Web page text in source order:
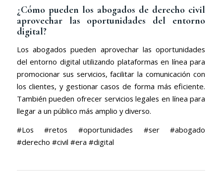
¿Cómo pueden los abogados de derecho civil
aprovechar las oportunidades del entorno
digital?
Los abogados pueden aprovechar las oportunidades
del entorno digital utilizando plataformas en línea para
promocionar sus servicios, facilitar la comunicación con
los clientes, y gestionar casos de forma más eficiente.
También pueden ofrecer servicios legales en línea para
llegar a un público más amplio y diverso.
#Los #retos #oportunidades #ser #abogado
#derecho #civil #era #digital